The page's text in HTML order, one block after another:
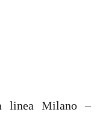
linea Milano –